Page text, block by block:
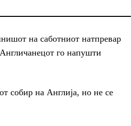
на саботниот натпревар
го напушти
собир на Англија, но не се